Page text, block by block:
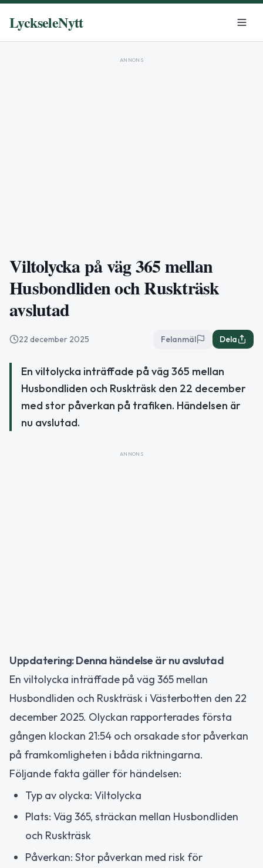
LyckseleNytt
ANNONS
Viltolycka på väg 365 mellan
Husbondliden och Ruskträsk
avslutad
22 december 2025 Felanmäl Dela
En viltolycka inträffade på väg 365 mellan
Husbondliden och Ruskträsk den 22 december
med stor påverkan på trafiken. Händelsen är
nu avslutad.
ANNONS
Uppdatering: Denna händelse är nu avslutad
En viltolycka inträffade på väg 365 mellan
Husbondliden och Ruskträsk i Västerbotten den 22
december 2025. Olyckan rapporterades första
gången klockan 21:54 och orsakade stor påverkan
på framkomligheten i båda riktningarna.
Följande fakta gäller för händelsen:
Typ av olycka: Viltolycka
Plats: Väg 365, sträckan mellan Husbondliden
och Ruskträsk
Påverkan: Stor påverkan med risk för